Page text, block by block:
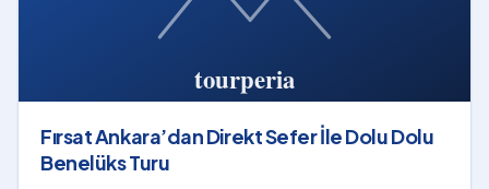
Fırsat Ankara’dan Direkt Sefer İle Dolu Dolu
Benelüks Turu